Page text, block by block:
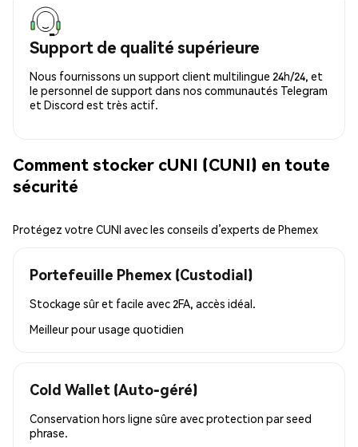
Support de qualité supérieure
Nous fournissons un support client multilingue 24h/24, et
le personnel de support dans nos communautés Telegram
et Discord est très actif.
Comment stocker cUNI (CUNI) en toute
sécurité
Protégez votre CUNI avec les conseils d’experts de Phemex
Portefeuille Phemex (Custodial)
Stockage sûr et facile avec 2FA, accès idéal.
Meilleur pourusage quotidien
Cold Wallet (Auto-géré)
Conservation hors ligne sûre avec protection par seed
phrase.